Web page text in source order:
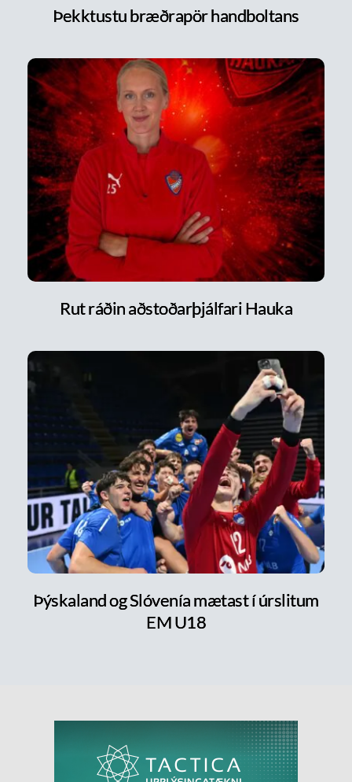
Þekktustu bræðrapör handboltans
Rut ráðin aðstoðarþjálfari Hauka
Þýskaland og Slóvenía mætast í úrslitum
EM U18